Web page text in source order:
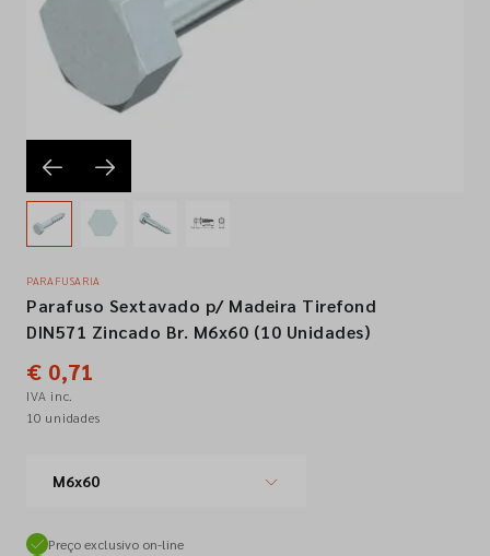
Marcas
Favoritos
Empresa
Contactos
Siga-nos nas redes sociais
PARAFUSARIA
Parafuso Sextavado p/ Madeira Tirefond
DIN571 Zincado Br. M6x60 (10 Unidades)
€ 0,71
IVA inc.
10 unidades
M6x60
Preço exclusivo on-line